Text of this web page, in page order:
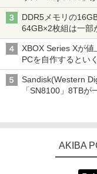
DDR5メモリの
64GB×2枚組は一
XBOX Series Xが
PCを自作するとい
ーム』】
Sandisk(Western
「SN8100」8TB
AKIBA